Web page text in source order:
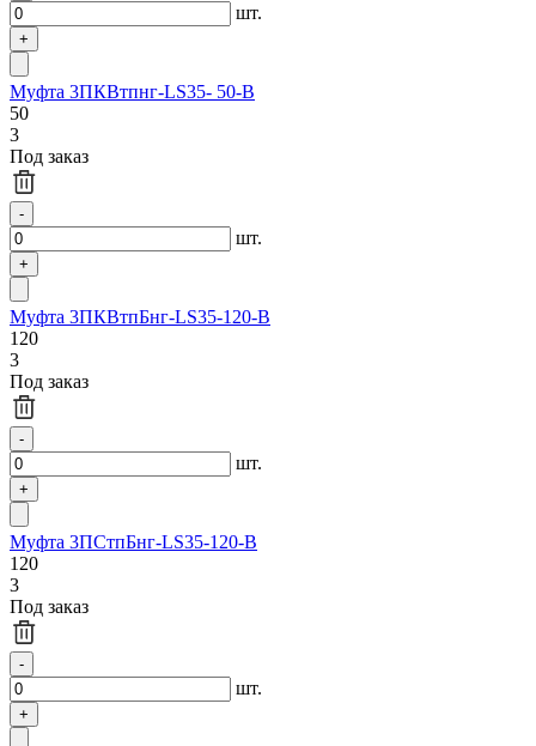
шт.
Муфта 3ПКВтпнг-LS35- 50-В
50
3
Под заказ
шт.
Муфта 3ПКВтпБнг-LS35-120-В
120
3
Под заказ
шт.
Муфта 3ПСтпБнг-LS35-120-В
120
3
Под заказ
шт.